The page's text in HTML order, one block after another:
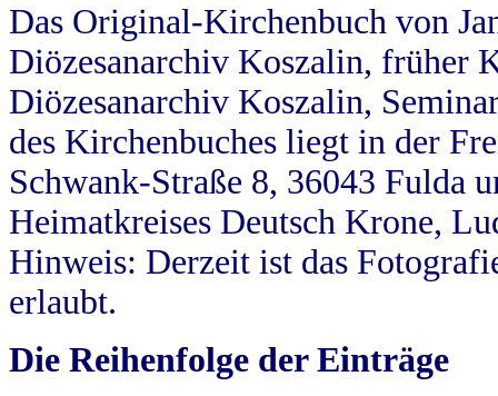
Das Original-Kirchenbuch von
Diözesanarchiv Koszalin, früher
Diözesanarchiv Koszalin,
des Kirchenbuches liegt in der
Schwank-Straße 8, 36043 Fulda
Heimatkreises Deutsch Krone,
Hinweis: Derzeit ist das
erlaubt.
Die Reihenfolge der Einträge